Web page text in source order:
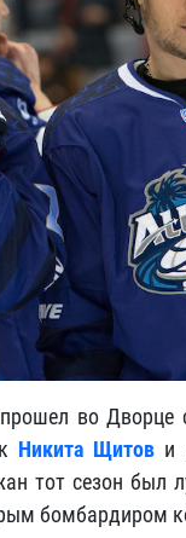
во Дворце
Никита Щитов и
тот сезон был
бомбардиром